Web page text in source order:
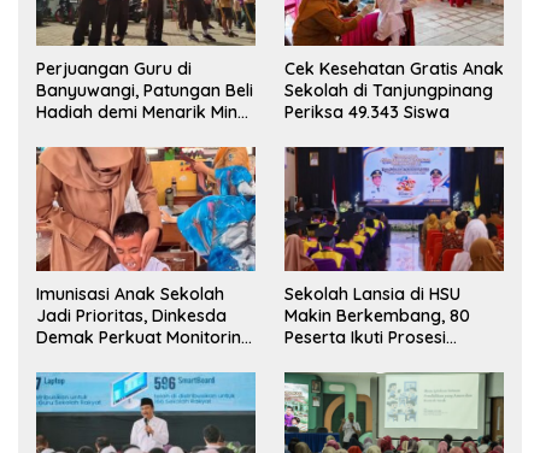
Perjuangan Guru di
Banyuwangi, Patungan Beli
Hadiah demi Menarik Minat
Cek Kesehatan Gratis Anak
Sekolah di Tanjungpinang
Periksa 49.343 Siswa
Imunisasi Anak Sekolah
Jadi Prioritas, Dinkesda
Demak Perkuat Monitoring
Sekolah Lansia di HSU
Makin Berkembang, 80
Peserta Ikuti Prosesi